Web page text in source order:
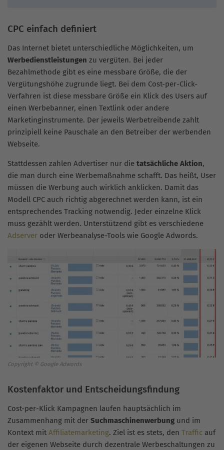
CPC einfach definiert
Das Internet bietet unterschiedliche Möglichkeiten, um
Werbedienstleistungen zu vergüten. Bei jeder
Bezahlmethode gibt es eine messbare Größe, die der
Vergütungshöhe zugrunde liegt. Bei dem Cost-per-Click-
Verfahren ist diese messbare Größe ein Klick des Users auf
einen Werbebanner, einen Textlink oder andere
Marketinginstrumente. Der jeweils Werbetreibende zahlt
prinzipiell keine Pauschale an den Betreiber der werbenden
Webseite.
Stattdessen zahlen Advertiser nur die tatsächliche Aktion,
die man durch eine Werbemaßnahme schafft. Das heißt, User
müssen die Werbung auch wirklich anklicken. Damit das
Modell CPC auch richtig abgerechnet werden kann, ist ein
entsprechendes Tracking notwendig. Jeder einzelne Klick
muss gezählt werden. Unterstützend gibt es verschiedene
Adserver oder Werbeanalyse-Tools wie Google Adwords.
Copyright © Google Adwords
Kostenfaktor und Entscheidungsfindung
Cost-per-Klick Kampagnen laufen hauptsächlich im
Zusammenhang mit der Suchmaschinenwerbung und im
Kontext mit Affiliatemarketing. Ziel ist es stets, den Traffic auf
der eigenen Webseite durch dezentrale Werbeschaltungen zu